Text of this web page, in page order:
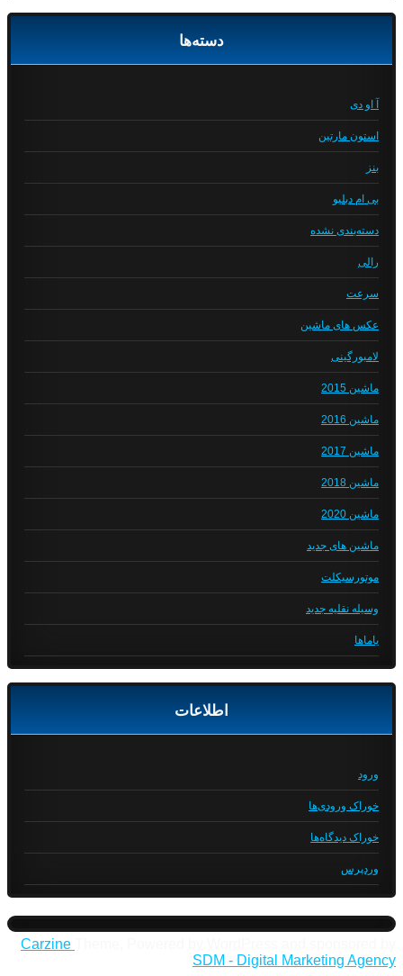
دسته‌ها
آ او دی
استون مارتین
بنز
بی ام دبلیو
دسته‌بندی نشده
رالی
سرعت
عکس های ماشین
لامبورگینی
ماشین 2015
ماشین 2016
ماشین 2017
ماشین 2018
ماشین 2020
ماشین های جدید
موتورسیکلت
وسیله نقلیه جدید
یاماها
اطلاعات
ورود
خوراک ورودی‌ها
خوراک دیدگاه‌ها
وردپرس
Carzine
SDM - Digital Marketing Agency